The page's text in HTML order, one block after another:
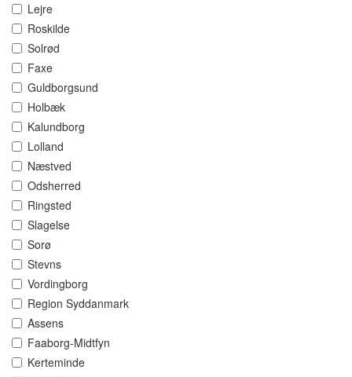
Lejre
Roskilde
Solrød
Faxe
Guldborgsund
Holbæk
Kalundborg
Lolland
Næstved
Odsherred
Ringsted
Slagelse
Sorø
Stevns
Vordingborg
Region Syddanmark
Assens
Faaborg-Midtfyn
Kerteminde